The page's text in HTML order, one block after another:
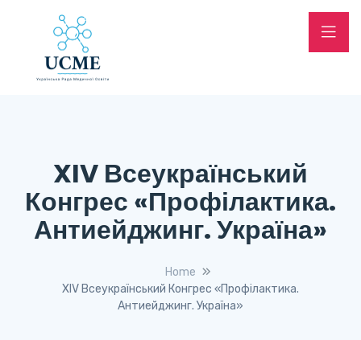
XIV Всеукраїнський
Конгрес «Профілактика.
Антиейджинг. Україна»
Home
XIV Всеукраїнський Конгрес «Профілактика.
Антиейджинг. Україна»